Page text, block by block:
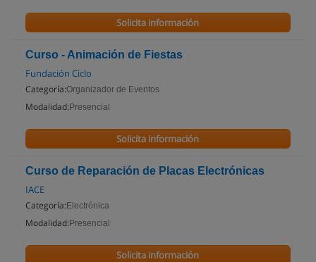
Solicita información
Curso - Animación de Fiestas
Fundación Ciclo
Categoría:Organizador de Eventos
Modalidad: Presencial
Solicita información
Curso de Reparación de Placas Electrónicas
IACE
Categoría: Electrónica
Modalidad: Presencial
Solicita información